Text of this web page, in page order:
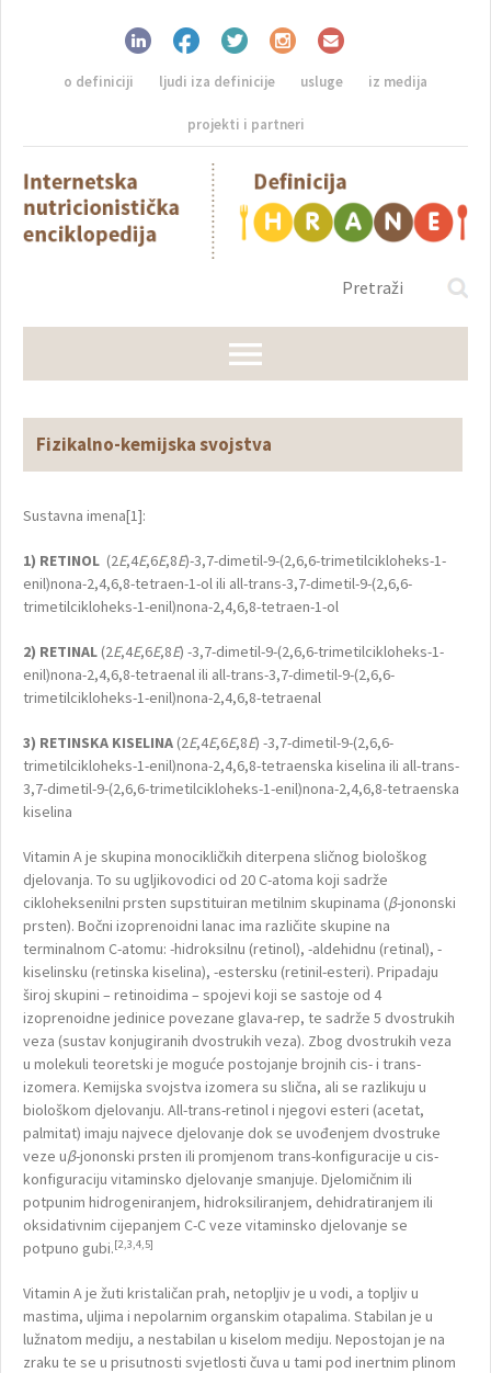
o definiciji ljudi iza definicije usluge iz medija
projekti i partneri
Fizikalno-kemijska svojstva
Sustavna imena[1]:
1) RETINOL (2E,4E,6E,8E)-3,7-dimetil-9-(2,6,6-trimetilcikloheks-1-
enil)nona-2,4,6,8-tetraen-1-ol ili all-trans-3,7-dimetil-9-(2,6,6-
trimetilcikloheks-1-enil)nona-2,4,6,8-tetraen-1-ol
2) RETINAL (2E,4E,6E,8E) -3,7-dimetil-9-(2,6,6-trimetilcikloheks-1-
enil)nona-2,4,6,8-tetraenal ili all-trans-3,7-dimetil-9-(2,6,6-
trimetilcikloheks-1-enil)nona-2,4,6,8-tetraenal
3) RETINSKA KISELINA (2E,4E,6E,8E) -3,7-dimetil-9-(2,6,6-
trimetilcikloheks-1-enil)nona-2,4,6,8-tetraenska kiselina ili all-trans-
3,7-dimetil-9-(2,6,6-trimetilcikloheks-1-enil)nona-2,4,6,8-tetraenska
kiselina
Vitamin A je skupina monocikličkih diterpena sličnog biološkog
djelovanja. To su ugljikovodici od 20 C-atoma koji sadrže
cikloheksenilni prsten supstituiran metilnim skupinama (β-jononski
prsten). Bočni izoprenoidni lanac ima različite skupine na
terminalnom C-atomu: -hidroksilnu (retinol), -aldehidnu (retinal), -
kiselinsku (retinska kiselina), -estersku (retinil-esteri). Pripadaju
široj skupini – retinoidima – spojevi koji se sastoje od 4
izoprenoidne jedinice povezane glava-rep, te sadrže 5 dvostrukih
veza (sustav konjugiranih dvostrukih veza). Zbog dvostrukih veza
u molekuli teoretski je moguće postojanje brojnih cis- i trans-
izomera. Kemijska svojstva izomera su slična, ali se razlikuju u
biološkom djelovanju. All-trans-retinol i njegovi esteri (acetat,
palmitat) imaju najvece djelovanje dok se uvođenjem dvostruke
veze uβ-jononski prsten ili promjenom trans-konfiguracije u cis-
konfiguraciju vitaminsko djelovanje smanjuje. Djelomičnim ili
potpunim hidrogeniranjem, hidroksiliranjem, dehidratiranjem ili
oksidativnim cijepanjem C-C veze vitaminsko djelovanje se
potpuno gubi.[2,3,4,5]
Vitamin A je žuti kristaličan prah, netopljiv je u vodi, a topljiv u
mastima, uljima i nepolarnim organskim otapalima. Stabilan je u
lužnatom mediju, a nestabilan u kiselom mediju. Nepostojan je na
zraku te se u prisutnosti svjetlosti čuva u tami pod inertnim plinom